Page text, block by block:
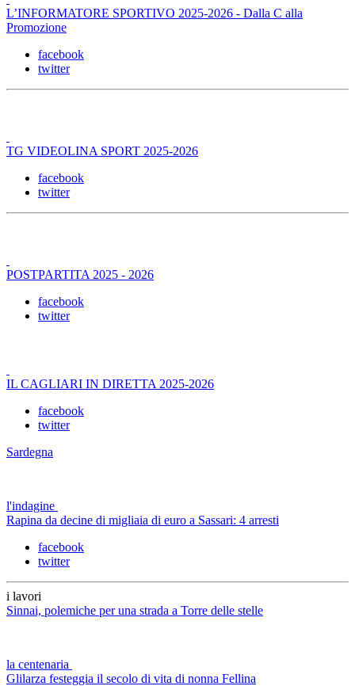
L’INFORMATORE SPORTIVO 2025-2026 - Dalla C alla
Promozione
facebook
twitter
TG VIDEOLINA SPORT 2025-2026
facebook
twitter
POSTPARTITA 2025 - 2026
facebook
twitter
IL CAGLIARI IN DIRETTA 2025-2026
facebook
twitter
Sardegna
l'indagine
Rapina da decine di migliaia di euro a Sassari: 4 arresti
facebook
twitter
i lavori
Sinnai, polemiche per una strada a Torre delle stelle
la centenaria
Glilarza festeggia il secolo di vita di nonna Fellina